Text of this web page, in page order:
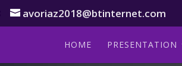
avoriaz2018@btinternet.com
HOME PRESENTATION